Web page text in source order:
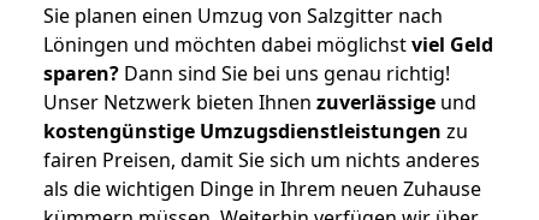
Sie planen einen Umzug von Salzgitter nach
Löningen und möchten dabei möglichstviel Geld
sparen? Dann sind Sie bei uns genau richtig!
Unser Netzwerk bieten Ihnen zuverlässige und
kostengünstige Umzugsdienstleistungen zu
fairen Preisen, damit Sie sich um nichts anderes
als die wichtigen Dinge in Ihrem neuen Zuhause